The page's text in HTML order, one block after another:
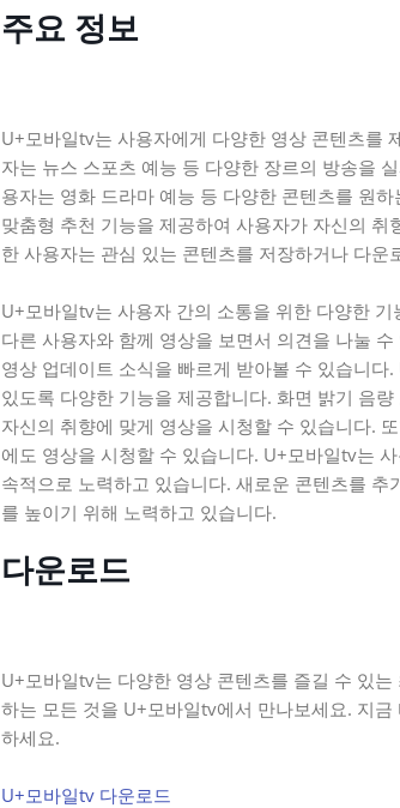
주요 정보
U+모바일tv는 사용자에게 다양한 영상 콘텐츠를
자는 뉴스 스포츠 예능 등 다양한 장르의 방송을
용자는 영화 드라마 예능 등 다양한 콘텐츠를 원
맞춤형 추천 기능을 제공하여 사용자가 자신의
한 사용자는 관심 있는 콘텐츠를 저장하거나 다
U+모바일tv는 사용자 간의 소통을 위한 다양한
다른 사용자와 함께 영상을 보면서 의견을 나눌
영상 업데이트 소식을 빠르게 받아볼 수 있습니
있도록 다양한 기능을 제공합니다. 화면 밝기 음
자신의 취향에 맞게 영상을 시청할 수 있습니다.
에도 영상을 시청할 수 있습니다. U+모바일tv는
속적으로 노력하고 있습니다. 새로운 콘텐츠를
를 높이기 위해 노력하고 있습니다.
다운로드
U+모바일tv는 다양한 영상 콘텐츠를 즐길 수 있
하는 모든 것을 U+모바일tv에서 만나보세요. 지
하세요.
U+모바일tv 다운로드